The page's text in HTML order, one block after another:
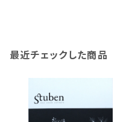
最近チェックした商品